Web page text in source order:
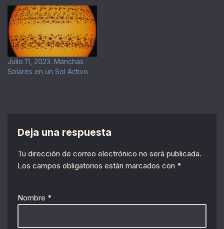
Julio 11, 2023. Manchas
Solares en un Sol Activo
Deja una respuesta
Tu dirección de correo electrónico no será publicada.
Los campos obligatorios están marcados con *
Nombre *